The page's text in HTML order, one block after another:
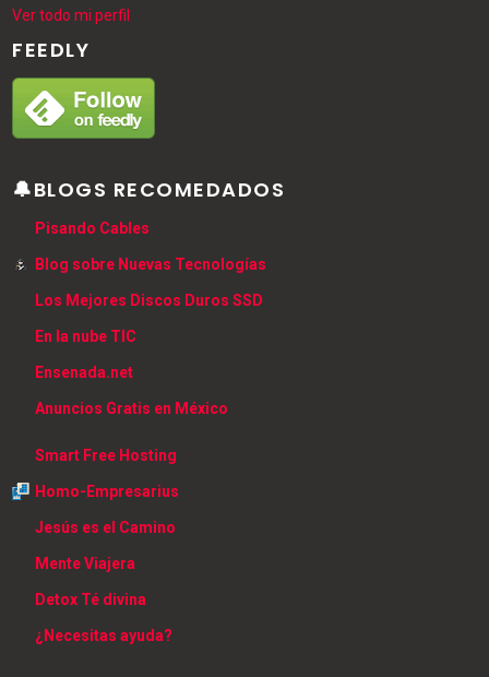
Ver todo mi perfil
FEEDLY
🔔BLOGS RECOMEDADOS
Pisando Cables
Blog sobre Nuevas Tecnologías
Los Mejores Discos Duros SSD
En la nube TIC
Ensenada.net
Anuncios Gratis en México
Smart Free Hosting
Homo-Empresarius
Jesús es el Camino
Mente Viajera
Detox Té divina
¿Necesitas ayuda?